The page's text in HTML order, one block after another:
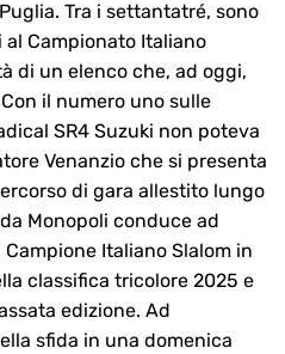
Tra i settantatré, sono
Campionato Italiano
di un elenco che, ad oggi,
il numero uno sulle
SR4 Suzuki non poteva
Venanzio che si presenta
di gara allestito lungo
Monopoli conduce ad
Italiano Slalom in
classifica tricolore 2025 e
edizione. Ad
sfida in una domenica